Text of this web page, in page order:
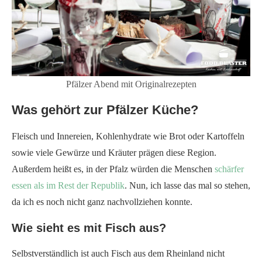
Pfälzer Abend mit Originalrezepten
Was gehört zur Pfälzer Küche?
Fleisch und Innereien, Kohlenhydrate wie Brot oder Kartoffeln
sowie viele Gewürze und Kräuter prägen diese Region.
Außerdem heißt es, in der Pfalz würden die Menschen schärfer
essen als im Rest der Republik. Nun, ich lasse das mal so stehen,
da ich es noch nicht ganz nachvollziehen konnte.
Wie sieht es mit Fisch aus?
Selbstverständlich ist auch Fisch aus dem Rheinland nicht